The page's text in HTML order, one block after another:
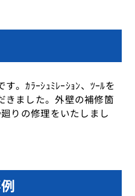
。ｶﾗｰｼｭﾐﾚｰｼｮﾝ、ﾂｰﾙを
きました。外壁の補修箇
りの修理をいたしまし